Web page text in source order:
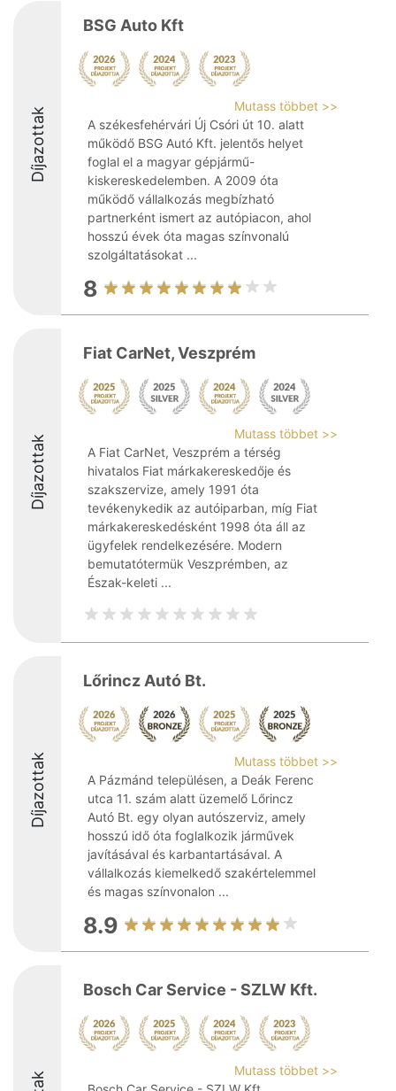
Díjazottak
BSG Auto Kft
Mutass többet >>
A székesfehérvári Új Csóri út 10. alatt
működő BSG Autó Kft. jelentős helyet
foglal el a magyar gépjármű-
kiskereskedelemben. A 2009 óta
működő vállalkozás megbízható
partnerként ismert az autópiacon, ahol
hosszú évek óta magas színvonalú
szolgáltatásokat ...
8
Díjazottak
Fiat CarNet, Veszprém
Mutass többet >>
A Fiat CarNet, Veszprém a térség
hivatalos Fiat márkakereskedője és
szakszervize, amely 1991 óta
tevékenykedik az autóiparban, míg Fiat
márkakereskedésként 1998 óta áll az
ügyfelek rendelkezésére. Modern
bemutatótermük Veszprémben, az
Észak-keleti ...
Díjazottak
Lőrincz Autó Bt.
Mutass többet >>
A Pázmánd településen, a Deák Ferenc
utca 11. szám alatt üzemelő Lőrincz
Autó Bt. egy olyan autószerviz, amely
hosszú idő óta foglalkozik járművek
javításával és karbantartásával. A
vállalkozás kiemelkedő szakértelemmel
és magas színvonalon ...
8.9
Bosch Car Service - SZLW Kft.
Mutass többet >>